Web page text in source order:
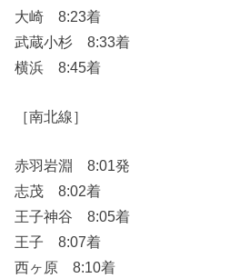
大崎 8:23着
武蔵小杉 8:33着
横浜 8:45着
［南北線］
赤羽岩淵 8:01発
志茂 8:02着
王子神谷 8:05着
王子 8:07着
西ヶ原 8:10着